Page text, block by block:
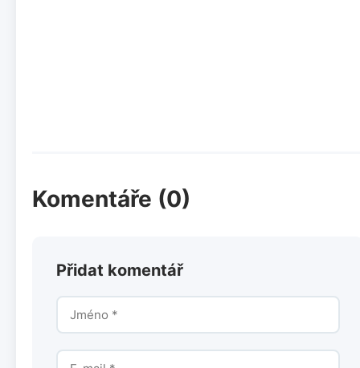
Komentáře (0)
Přidat komentář